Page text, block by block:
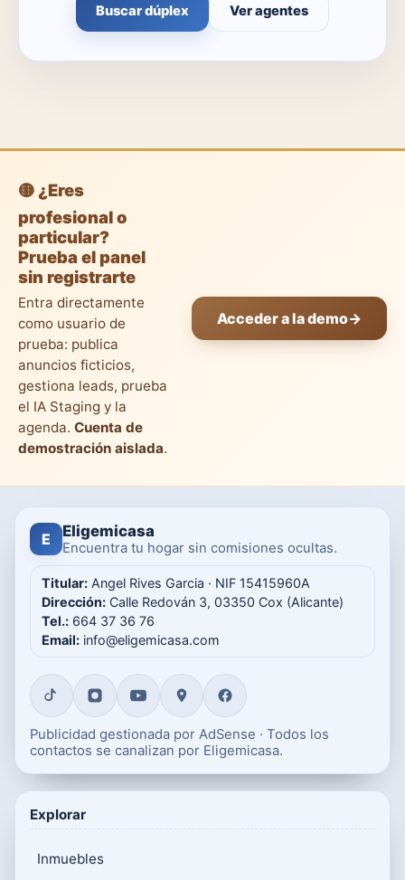
Buscar dúplex Ver agentes
🟡 ¿Eres
profesional o
particular?
Prueba el panel
sin registrarte
Entra directamente
como usuario de
prueba: publica
anuncios ficticios,
gestiona leads, prueba
el IA Staging y la
agenda. Cuenta de
demostración aislada.
Acceder a la demo→
E Eligemicasa
Encuentra tu hogar sin comisiones ocultas.
Titular: Angel Rives Garcia · NIF 15415960A
Dirección: Calle Redován 3, 03350 Cox (Alicante)
Tel.: 664 37 36 76
Email: info@eligemicasa.com
Publicidad gestionada por AdSense · Todos los
contactos se canalizan por Eligemicasa.
Explorar
Inmuebles